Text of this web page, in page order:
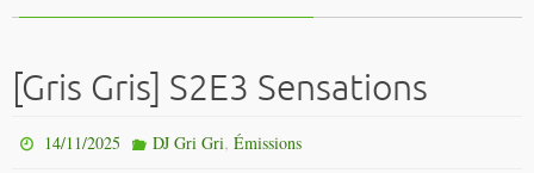
[Gris Gris] S2E3 Sensations
14/11/2025 DJ Gri Gri, Émissions